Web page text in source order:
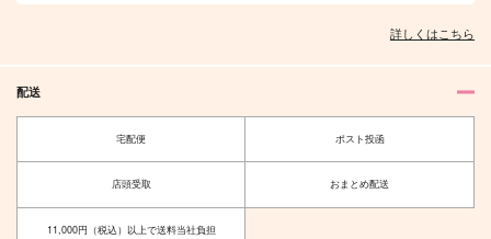
詳しくはこちら
配送
宅配便 ポスト投函
店頭受取 おまとめ配送
11,000円（税込）以上で送料当社負担